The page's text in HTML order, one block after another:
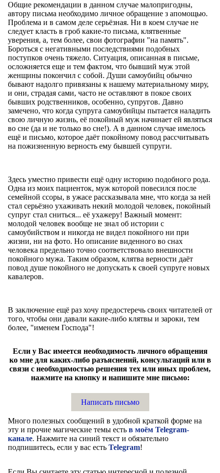
Общие рекомендации в данном случае малопригодны,
автору письма необходимо личное обращение з апомощью.
Проблема и в самом деле серьёзная. Ни в коем случае не
следует класть в гроб какие-то письма, клятвенные
уверения, а, тем более, свои фотографии "на память".
Бороться с негативными последствиями подобных
поступков очень тяжело. Ситуация, описанная в письме,
осложняется еще и тем фактом, что бывший муж этой
женщины покончил с собой. Души самоубийц обычно
бывают надолго привязаны к нашему материальному миру,
и они, страдая сами, часто не оставляют в покое своих
бывших родственников, особенно, супругов. Давно
замечено, что когда супруга самоубийцы пытается наладить
свою личную жизнь, её покойный муж начинает ей являться
во сне (да и не только во сне!). А в данном случае имелось
ещё и письмо, которое даёт покойному повод рассчитывать
на пожизненную верность ему бывшей супруги.
Здесь уместно привести ещё одну историю подобного рода.
Одна из моих пациенток, муж которой повесился после
семейной ссоры, в ужасе рассказывала мне, что когда за ней
стал серьёзно ухаживать некий молодой человек, покойный
супруг стал сниться... её ухажеру! Важный момент:
молодой человек вообще не знал об истории с
самоубийством и никогда не видел покойного ни при
жизни, ни на фото. Но описание виденного во снах
человека предельно точно соответствовало внешности
покойного мужа. Таким образом, клятва верности даёт
повод душе покойного не допускать к своей супруге новых
кавалеров.
В заключение ещё раз хочу предостеречь своих читателей от
того, чтобы они давали какие-либо клятвы и зароки, тем
более, "именем Господа"!
Если у Вас имеется необходимость личного обращения
ко мне для каких-либо разъяснений, консультаций или в
связи с необходимостью решения тех или иных проблем,
нажмите на кнопку и напишите мне письмо:
Написать письмо
Много полезных сообщений в удобной краткой форме на
эту и прочие магические темы есть в моём Telegram-
канале. Нажмите на синий текст и обязательно
подпишитесь, если у вас есть Telegram!